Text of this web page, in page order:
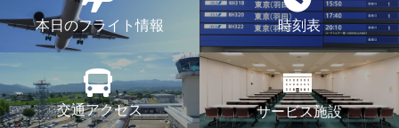
本日のフライト情報 時刻表
交通アクセス サービス施設